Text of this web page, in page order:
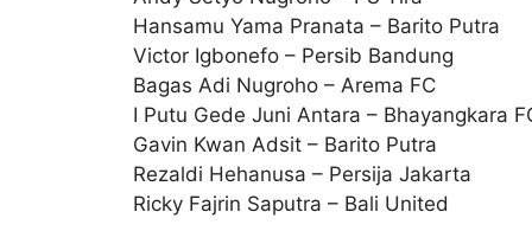
Hansamu Yama Pranata – Barito Putra
Victor Igbonefo – Persib Bandung
Bagas Adi Nugroho – Arema FC
I Putu Gede Juni Antara – Bhayangkara
Gavin Kwan Adsit – Barito Putra
Rezaldi Hehanusa – Persija Jakarta
Ricky Fajrin Saputra – Bali United